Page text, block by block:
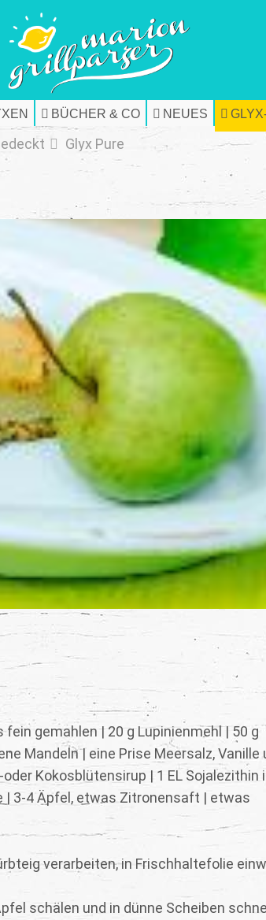
BÜCHER & CO NEUES
Glyx Pure
gemahlen | 20 g Lupinienmehl | 50 g
Mandeln | eine Prise Meersalz, Vanille
Kokosblütensirup | 1 EL Sojalezithin
| 3-4 Äpfel, etwas Zitronensaft | etwas
verarbeiten, in Frischhaltefolie
schälen und in dünne Scheiben